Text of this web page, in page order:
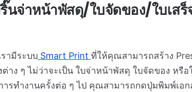
จ่าหน้าพัสดุ/ใบจัดของ/ใบเสร็
ามีระบบ Smart Print ที่ให้คุณสามารถสร้าง
ง ๆ ไม่ว่าจะเป็น ใบจ่าหน้าพัสดุ ใบจัดของ หรือ
รทำงานครั้งต่อ ๆ ไป คุณสามารถกดปุ่มพิมพ์เอก